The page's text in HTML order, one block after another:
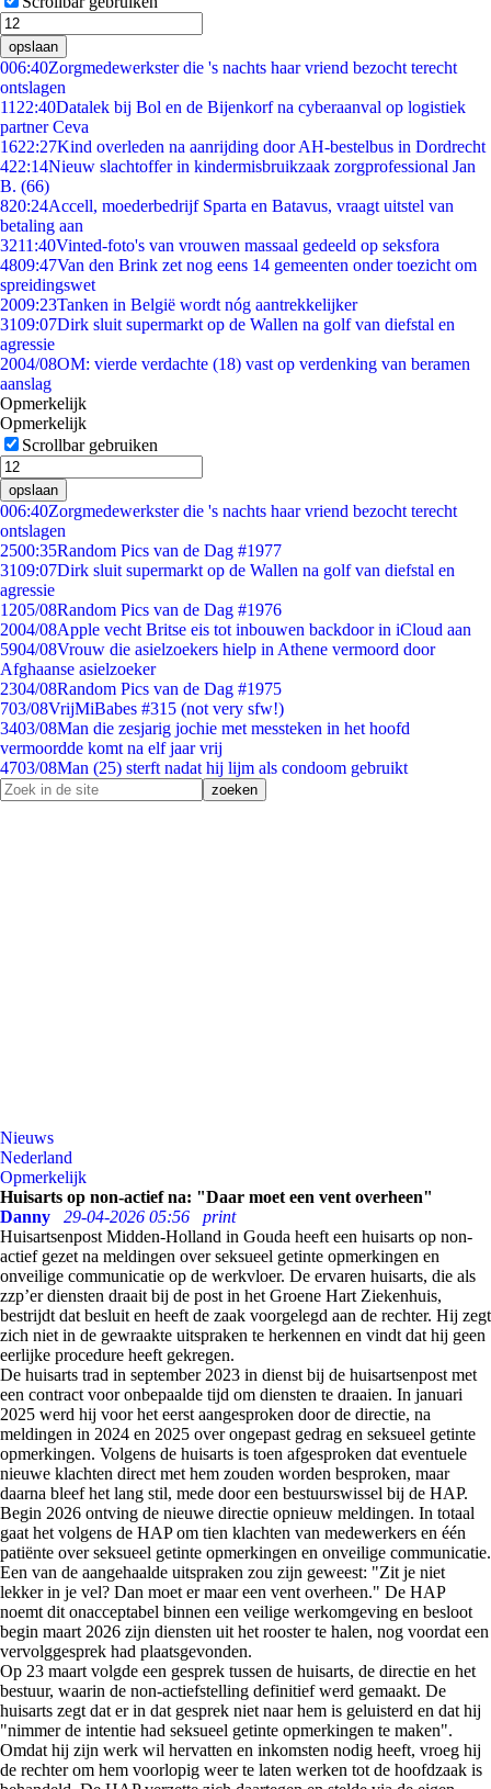
opslaan
006:40Zorgmedewerkster die 's nachts haar vriend bezocht terecht
ontslagen
11 22:40Datalek bij Bol en de Bijenkorf na cyberaanval op logistiek
partner Ceva
1622:27Kind overleden na aanrijding door AH-bestelbus in Dordrecht
422:14Nieuw slachtoffer in kindermisbruikzaak zorgprofessional Jan
B. (66)
820:24Accell, moederbedrijf Sparta en Batavus, vraagt uitstel van
betaling aan
3211:40Vinted-foto's van vrouwen massaal gedeeld op seksfora
4809:47Van den Brink zet nog eens 14 gemeenten onder toezicht om
spreidingswet
2009:23Tanken in België wordt nóg aantrekkelijker
3109:07Dirk sluit supermarkt op de Wallen na golf van diefstal en
agressie
2004/08OM: vierde verdachte (18) vast op verdenking van beramen
aanslag
Opmerkelijk
Opmerkelijk
Scrollbar gebruiken
opslaan
006:40Zorgmedewerkster die 's nachts haar vriend bezocht terecht
ontslagen
2500:35Random Pics van de Dag #1977
3109:07Dirk sluit supermarkt op de Wallen na golf van diefstal en
agressie
1205/08Random Pics van de Dag #1976
2004/08Apple vecht Britse eis tot inbouwen backdoor in iCloud aan
5904/08Vrouw die asielzoekers hielp in Athene vermoord door
Afghaanse asielzoeker
2304/08Random Pics van de Dag #1975
703/08VrijMiBabes #315 (not very sfw!)
3403/08Man die zesjarig jochie met messteken in het hoofd
vermoordde komt na elf jaar vrij
4703/08Man (25) sterft nadat hij lijm als condoom gebruikt
Nieuws
Nederland
Opmerkelijk
Huisarts op non-actief na: "Daar moet een vent overheen"
Danny
29-04-2026 05:56
print
Huisartsenpost Midden-Holland in Gouda heeft een huisarts op non-
actief gezet na meldingen over seksueel getinte opmerkingen en
onveilige communicatie op de werkvloer. De ervaren huisarts, die als
zzp’er diensten draait bij de post in het Groene Hart Ziekenhuis,
bestrijdt dat besluit en heeft de zaak voorgelegd aan de rechter. Hij zegt
zich niet in de gewraakte uitspraken te herkennen en vindt dat hij geen
eerlijke procedure heeft gekregen.
De huisarts trad in september 2023 in dienst bij de huisartsenpost met
een contract voor onbepaalde tijd om diensten te draaien. In januari
2025 werd hij voor het eerst aangesproken door de directie, na
meldingen in 2024 en 2025 over ongepast gedrag en seksueel getinte
opmerkingen. Volgens de huisarts is toen afgesproken dat eventuele
nieuwe klachten direct met hem zouden worden besproken, maar
daarna bleef het lang stil, mede door een bestuurswissel bij de HAP.
Begin 2026 ontving de nieuwe directie opnieuw meldingen. In totaal
gaat het volgens de HAP om tien klachten van medewerkers en één
patiënte over seksueel getinte opmerkingen en onveilige communicatie.
Een van de aangehaalde uitspraken zou zijn geweest: "Zit je niet
lekker in je vel? Dan moet er maar een vent overheen." De HAP
noemt dit onacceptabel binnen een veilige werkomgeving en besloot
begin maart 2026 zijn diensten uit het rooster te halen, nog voordat een
vervolggesprek had plaatsgevonden.
Op 23 maart volgde een gesprek tussen de huisarts, de directie en het
bestuur, waarin de non-actiefstelling definitief werd gemaakt. De
huisarts zegt dat er in dat gesprek niet naar hem is geluisterd en dat hij
"nimmer de intentie had seksueel getinte opmerkingen te maken".
Omdat hij zijn werk wil hervatten en inkomsten nodig heeft, vroeg hij
de rechter om hem voorlopig weer te laten werken tot de hoofdzaak is